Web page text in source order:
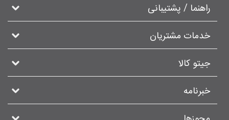
راهنما / پشتیبانی
خدمات مشتریان
جیتو کالا
خبرنامه